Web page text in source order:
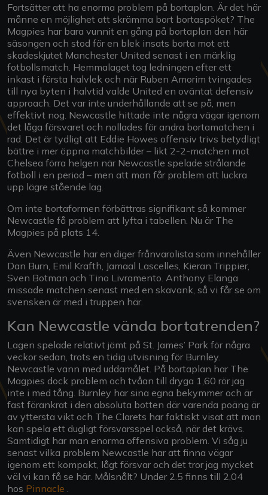
Fortsätter att ha enorma problem på bortaplan. Är det här
månne en möjlighet att skrämma bort bortaspöket? The
Magpies har bara vunnit en gång på bortaplan den här
säsongen och stod för en blek insats borta mot ett
skadeskjutet Manchester United senast i en märklig
fotbollsmatch. Hemmalaget tog ledningen efter ett
inkast i första halvlek och när Ruben Amorim tvingades
till nya byten i halvtid valde United en oväntat defensiv
approach. Det var inte underhållande att se på, men
effektivt nog. Newcastle hittade inte några vägar igenom
det låga försvaret och nollades för andra bortamatchen i
rad. Det är tydligt att Eddie Howes offensiv trivs betydligt
bättre i mer öppna matchbilder – likt 2-2-matchen mot
Chelsea förra helgen när Newcastle spelade strålande
fotboll i en period – men att man får problem att luckra
upp lägre stående lag.
Om inte bortaformen förbättras signifikant så kommer
Newcastle få problem att lyfta i tabellen. Nu är The
Magpies på plats 14.
Även Newcastle har en diger frånvarolista som innehåller
Dan Burn, Emil Krafth, Jamaal Lascelles, Kieran Trippier,
Sven Botman och Tino Livramento. Anthony Elanga
missade matchen senast med en skavank, så vi får se om
svensken är med i truppen här.
Kan Newcastle vända bortatrenden?
Lagen spelade relativt jämt på St. James’ Park för några
veckor sedan, trots en tidig utvisning för Burnley.
Newcastle vann med uddamålet. På bortaplan har The
Magpies dock problem och tvåan till dryga 1,60 rör jag
inte i med tång. Burnley har sina egna bekymmer och är
fast förankrat i den absoluta botten där varenda poäng är
av yttersta vikt och The Clarets har faktiskt visat att man
kan spela ett dugligt försvarsspel också, när det krävs.
Samtidigt har man enorma offensiva problem. Vi såg ju
senast vilka problem Newcastle har att finna vägar
igenom ett kompakt, lågt försvar och det tror jag mycket
väl vi kan få se här. Målsnålt? Under 2.5 finns till 2,04
hos Pinnacle